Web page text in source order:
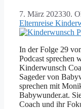
7. März 202330.
Elternreise
In der Folge 29
Podcast sprechen
Kinderwunsch
Sageder von
sprechen mit
Babywunder.at.
Coach und ihr